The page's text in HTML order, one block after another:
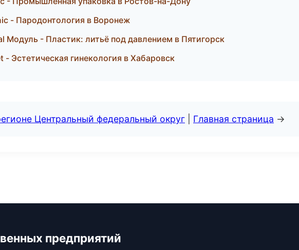
- Пародонтология в Воронеж
Модуль - Пластик: литьё под давлением в Пятигорск
- Эстетическая гинекология в Хабаровск
Центральный федеральный округ Главная страница →
предприятий